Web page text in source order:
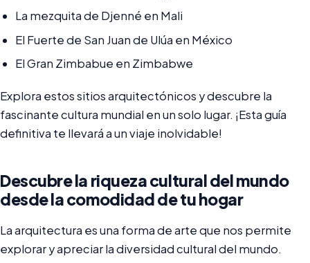
La mezquita de Djenné en Mali
El Fuerte de San Juan de Ulúa en México
El Gran Zimbabue en Zimbabwe
Explora estos sitios arquitectónicos y descubre la
fascinante cultura mundial en un solo lugar. ¡Esta guía
definitiva te llevará a un viaje inolvidable!
Descubre la riqueza cultural del mundo
desde la comodidad de tu hogar
La arquitectura es una forma de arte que nos permite
explorar y apreciar la diversidad cultural del mundo.